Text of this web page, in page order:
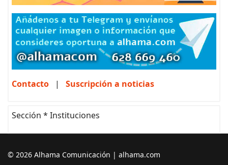
Contacto | Suscripción a noticias
Sección * Instituciones
© 2026 Alhama Comunicación | alhama.com